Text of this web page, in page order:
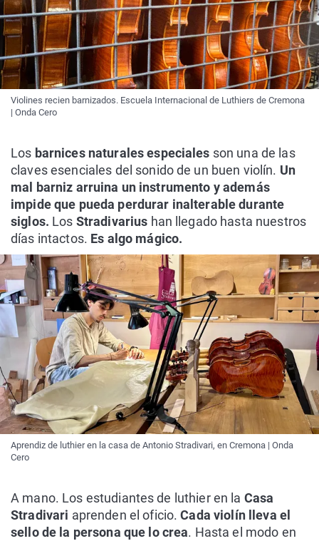
Violines recien barnizados. Escuela Internacional de Luthiers de Cremona
| Onda Cero
Los barnices naturales especiales son una de las
claves esenciales del sonido de un buen violín. Un
mal barniz arruina un instrumento y además
impide que pueda perdurar inalterable durante
siglos. Los Stradivarius han llegado hasta nuestros
días intactos. Es algo mágico.
Aprendiz de luthier en la casa de Antonio Stradivari, en Cremona | Onda
Cero
A mano. Los estudiantes de luthier en la Casa
Stradivari aprenden el oficio.Cada violín lleva el
sello de la persona que lo crea. Hasta el modo en